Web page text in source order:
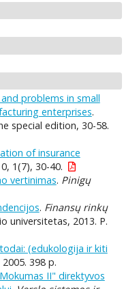
problems in small
enterprises.
special edition, 30-58.
of insurance
1(7), 30-40.
vertinimas. Pinigų
. Finansų rinkų
universitetas, 2013. P.
(edukologija ir kiti
2005. 398 p.
II" direktyvos